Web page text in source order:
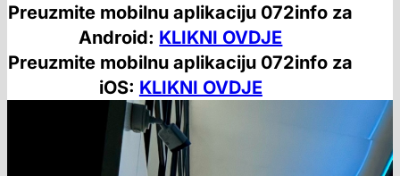
Preuzmite mobilnu aplikaciju 072info za
Android: KLIKNI OVDJE
Preuzmite mobilnu aplikaciju 072info za
iOS: KLIKNI OVDJE